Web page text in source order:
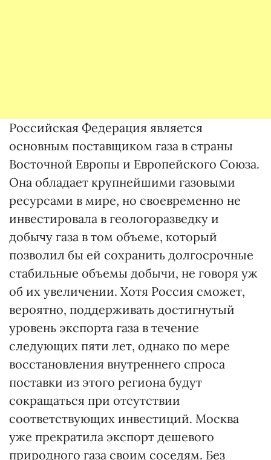
Российская Федерация является
основным поставщиком газа в страны
Восточной Европы и Европейского Союза.
Она обладает крупнейшими газовыми
ресурсами в мире, но своевременно не
инвестировала в геологоразведку и
добычу газа в том объеме, который
позволил бы ей сохранить долгосрочные
стабильные объемы добычи, не говоря уж
об их увеличении. Хотя Россия сможет,
вероятно, поддерживать достигнутый
уровень экспорта газа в течение
следующих пяти лет, однако по мере
восстановления внутреннего спроса
поставки из этого региона будут
сокращаться при отсутствии
соответствующих инвестиций. Москва
уже прекратила экспорт дешевого
природного газа своим соседям. Без